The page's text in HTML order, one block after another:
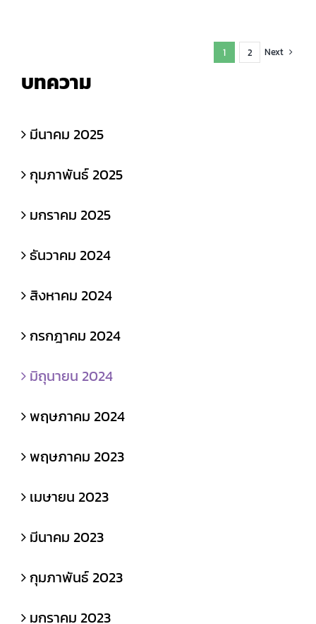
1 2 Next
บทความ
มีนาคม 2025
กุมภาพันธ์ 2025
มกราคม 2025
ธันวาคม 2024
สิงหาคม 2024
กรกฎาคม 2024
มิถุนายน 2024
พฤษภาคม 2024
พฤษภาคม 2023
เมษายน 2023
มีนาคม 2023
กุมภาพันธ์ 2023
มกราคม 2023